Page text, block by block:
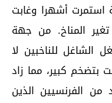
استمرت أشهرا وغابت
المناخ. من جهة
الشاغل للناخبين لا
بتضخم كبير، مما زاد
من الفرنسيين الذين